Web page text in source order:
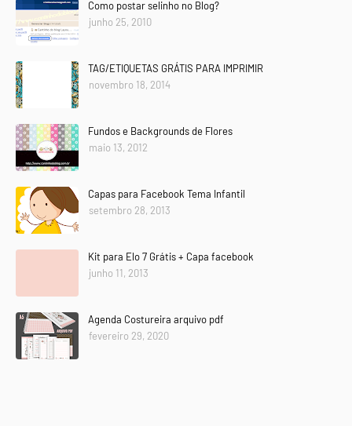
Como postar selinho no Blog?
junho 25, 2010
TAG/ETIQUETAS GRÁTIS PARA IMPRIMIR
novembro 18, 2014
Fundos e Backgrounds de Flores
maio 13, 2012
Capas para Facebook Tema Infantil
setembro 28, 2013
Kit para Elo 7 Grátis + Capa facebook
junho 11, 2013
Agenda Costureira arquivo pdf
fevereiro 29, 2020